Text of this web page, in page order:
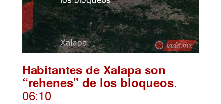
Habitantes de Xalapa son
“rehenes” de los bloqueos.
06:10